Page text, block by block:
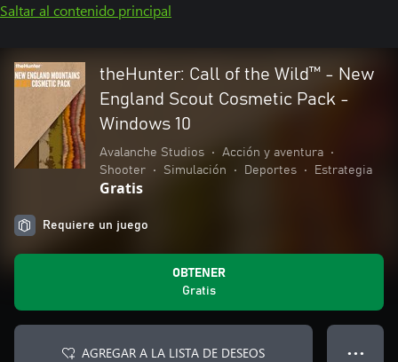
Saltar al contenido principal
theHunter: Call of the Wild™ - New
England Scout Cosmetic Pack -
Windows 10
Avalanche Studios • Acción y aventura
•
Shooter
• Simulación • Deportes • Estrategia
Gratis
Requiere un juego
OBTENER
Gratis
AGREGAR A LA LISTA DE DESEOS ● ● ●